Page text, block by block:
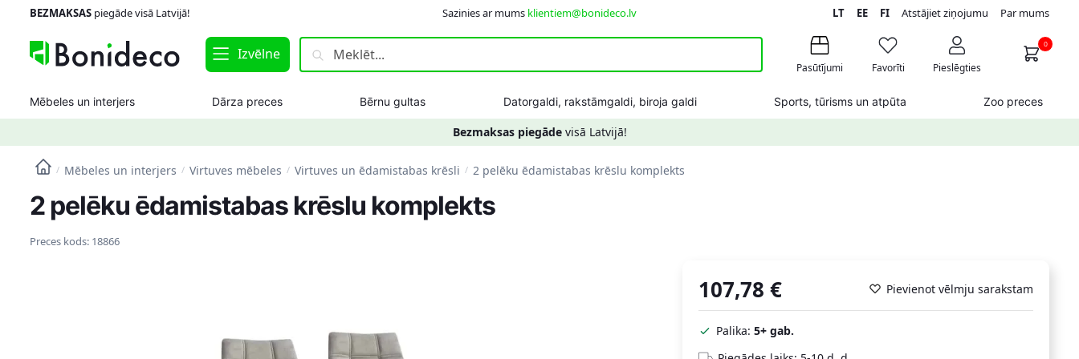
navigation
content
BEZMAKSASpiegāde visā Latvijā! Sazinies ar mums klientiem@bonideco.lv LT EE FIAtstājiet ziņojumu Par mums
Izvēlne
Meklēt:
Pasūtījumi Favorīti Pieslēgties
0
Mēbeles un interjers Dārza preces Bērnu gultas Datorgaldi, rakstāmgaldi, biroja galdi Sports, tūrisms un atpūta Zoo preces
Bezmaksas piegādevisā Latvijā!
/ Mēbeles un interjers / Virtuves mēbeles / Virtuves un ēdamistabas krēsli / 2 pelēku ēdamistabas krēslu komplekts
2 pelēku ēdamistabas krēslu komplekts
Preces kods: 18866
107,78 € Pievienot vēlmju sarakstam
Palika: 5+ gab.